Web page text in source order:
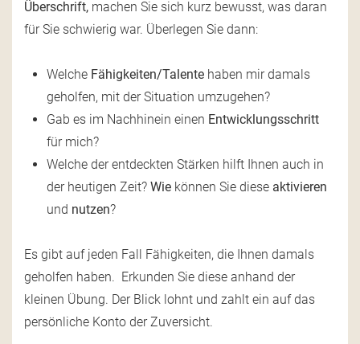
Überschrift, machen Sie sich kurz bewusst, was daran
für Sie schwierig war. Überlegen Sie dann:
Welche Fähigkeiten/Talente haben mir damals
geholfen, mit der Situation umzugehen?
Gab es im Nachhinein einen Entwicklungsschritt
für mich?
Welche der entdeckten Stärken hilft Ihnen auch in
der heutigen Zeit? Wie können Sie diese aktivieren
und nutzen?
Es gibt auf jeden Fall Fähigkeiten, die Ihnen damals
geholfen haben. Erkunden Sie diese anhand der
kleinen Übung. Der Blick lohnt und zahlt ein auf das
persönliche Konto der Zuversicht.